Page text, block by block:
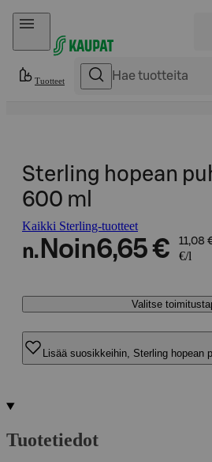
Hyppää sisältöön
Tuotteet
Sterling hopean
600 ml
Kaikki Sterling-tuotteet
n. Noin6,65 € 11,08
€/l
Valitse
Lisää suosikkeihin, Sterling hopean
Tuotetiedot